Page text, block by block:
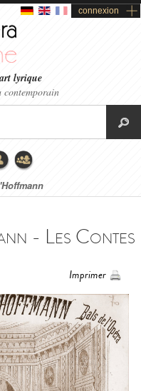
connexion
lyrique
contemporain
- Les Contes
Imprimer